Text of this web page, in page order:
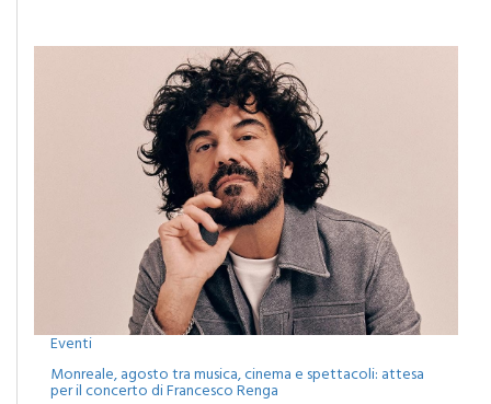
Eventi
Monreale, agosto tra musica, cinema e spettacoli: attesa
per il concerto di Francesco Renga